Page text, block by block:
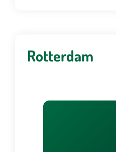
Rotterdam